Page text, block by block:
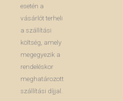
esetén a
vásárlót terheli
a szállítási
költség, amely
megegyezik a
rendeléskor
meghatározott
szállítási díjjal.